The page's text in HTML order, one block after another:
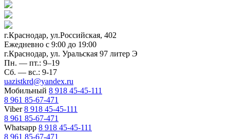
г.Краснодар, ул.Российская, 402
Ежедневно c 9:00 до 19:00
г.Краснодар, ул. Уральская 97 литер Э
Пн. — пт.: 9–19
Сб. — вс.: 9-17
uazistkrd@yandex.ru
Мобильный 8 918 45-45-111
8 961 85-67-471
Viber8 918 45-45-111
8 961 85-67-471
Whatsapp 8 918 45-45-111
8 961 85-67-471